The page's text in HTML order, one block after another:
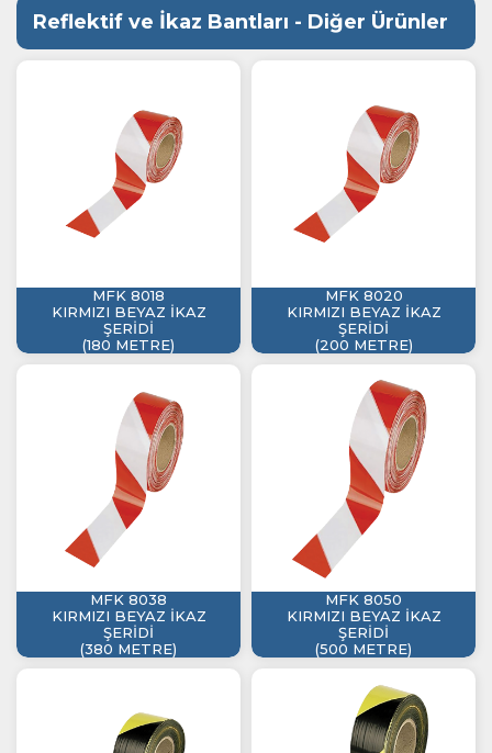
Reflektif ve İkaz Bantları - Diğer Ürünler
MFK 8018
KIRMIZI BEYAZ İKAZ
ŞERİDİ
(180 METRE)
MFK 8020
KIRMIZI BEYAZ İKAZ
ŞERİDİ
(200 METRE)
MFK 8038
KIRMIZI BEYAZ İKAZ
ŞERİDİ
(380 METRE)
MFK 8050
KIRMIZI BEYAZ İKAZ
ŞERİDİ
(500 METRE)